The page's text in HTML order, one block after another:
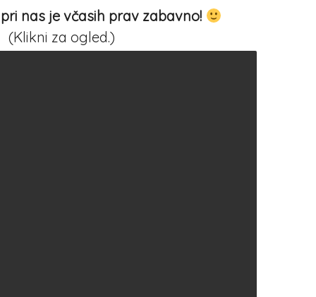
nas je včasih prav zabavno!
(Klikni za ogled.)